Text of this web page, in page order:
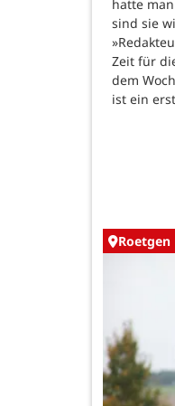
hatte
sind sie
Zeit für
dem
ist ein
Roetgen